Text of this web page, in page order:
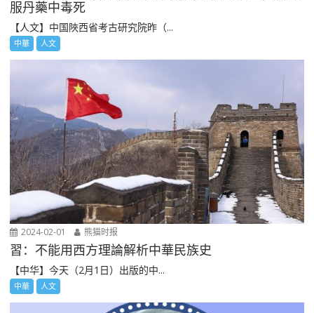
服丹藥中毒死
【人文】中国陜西省考古研究院昨（...
中華 人文
2024-02-01 熊猫时报
習：不能用西方理論解析中華民族史
【中华】今天（2月1日）出版的中...
中華 人文